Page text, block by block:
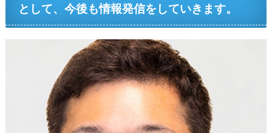
として、今後も情報発信をしていきます。